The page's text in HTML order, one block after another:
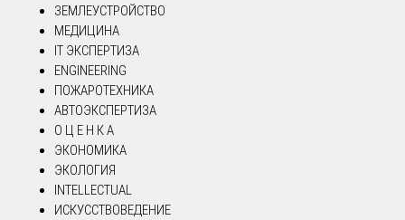
ЗЕМЛЕУСТРОЙСТВО
МЕДИЦИНА
IT ЭКСПЕРТИЗА
ENGINEERING
ПОЖАРОТЕХНИКА
АВТОЭКСПЕРТИЗА
О Ц Е Н К А
ЭКОНОМИКА
ЭКОЛОГИЯ
INTELLECTUAL
ИСКУССТВОВЕДЕНИЕ